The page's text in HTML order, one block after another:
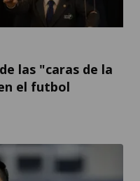
las "caras de la
el futbol